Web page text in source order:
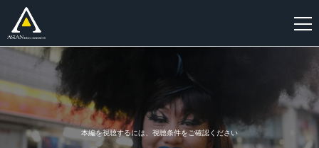
登
録
本編を視聴するには、視聴条件をご確認ください